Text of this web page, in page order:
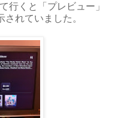
行くと「プレビュー」
れていました。